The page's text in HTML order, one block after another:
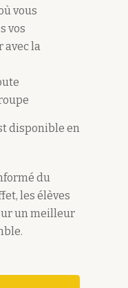
vous
vos
avec la
disponible en
du
les élèves
un meilleur